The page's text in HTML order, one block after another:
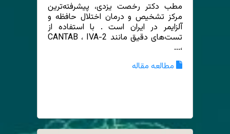
مطب دکتر رخصت یزدی، پیشرفته‌ترین
مرکز تشخیص و درمان اختلال حافظه و
آلزایمر در ایران است . با استفاده از
تست‌های دقیق مانند CANTAB ، IVA-2
،...
مطالعه مقاله